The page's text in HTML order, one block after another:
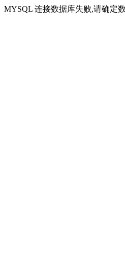
MYSQL 连接数据库失败,请确定